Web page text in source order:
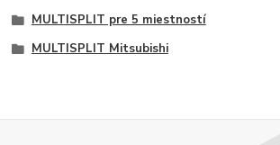
MULTISPLIT pre 5 miestností
MULTISPLIT Mitsubishi